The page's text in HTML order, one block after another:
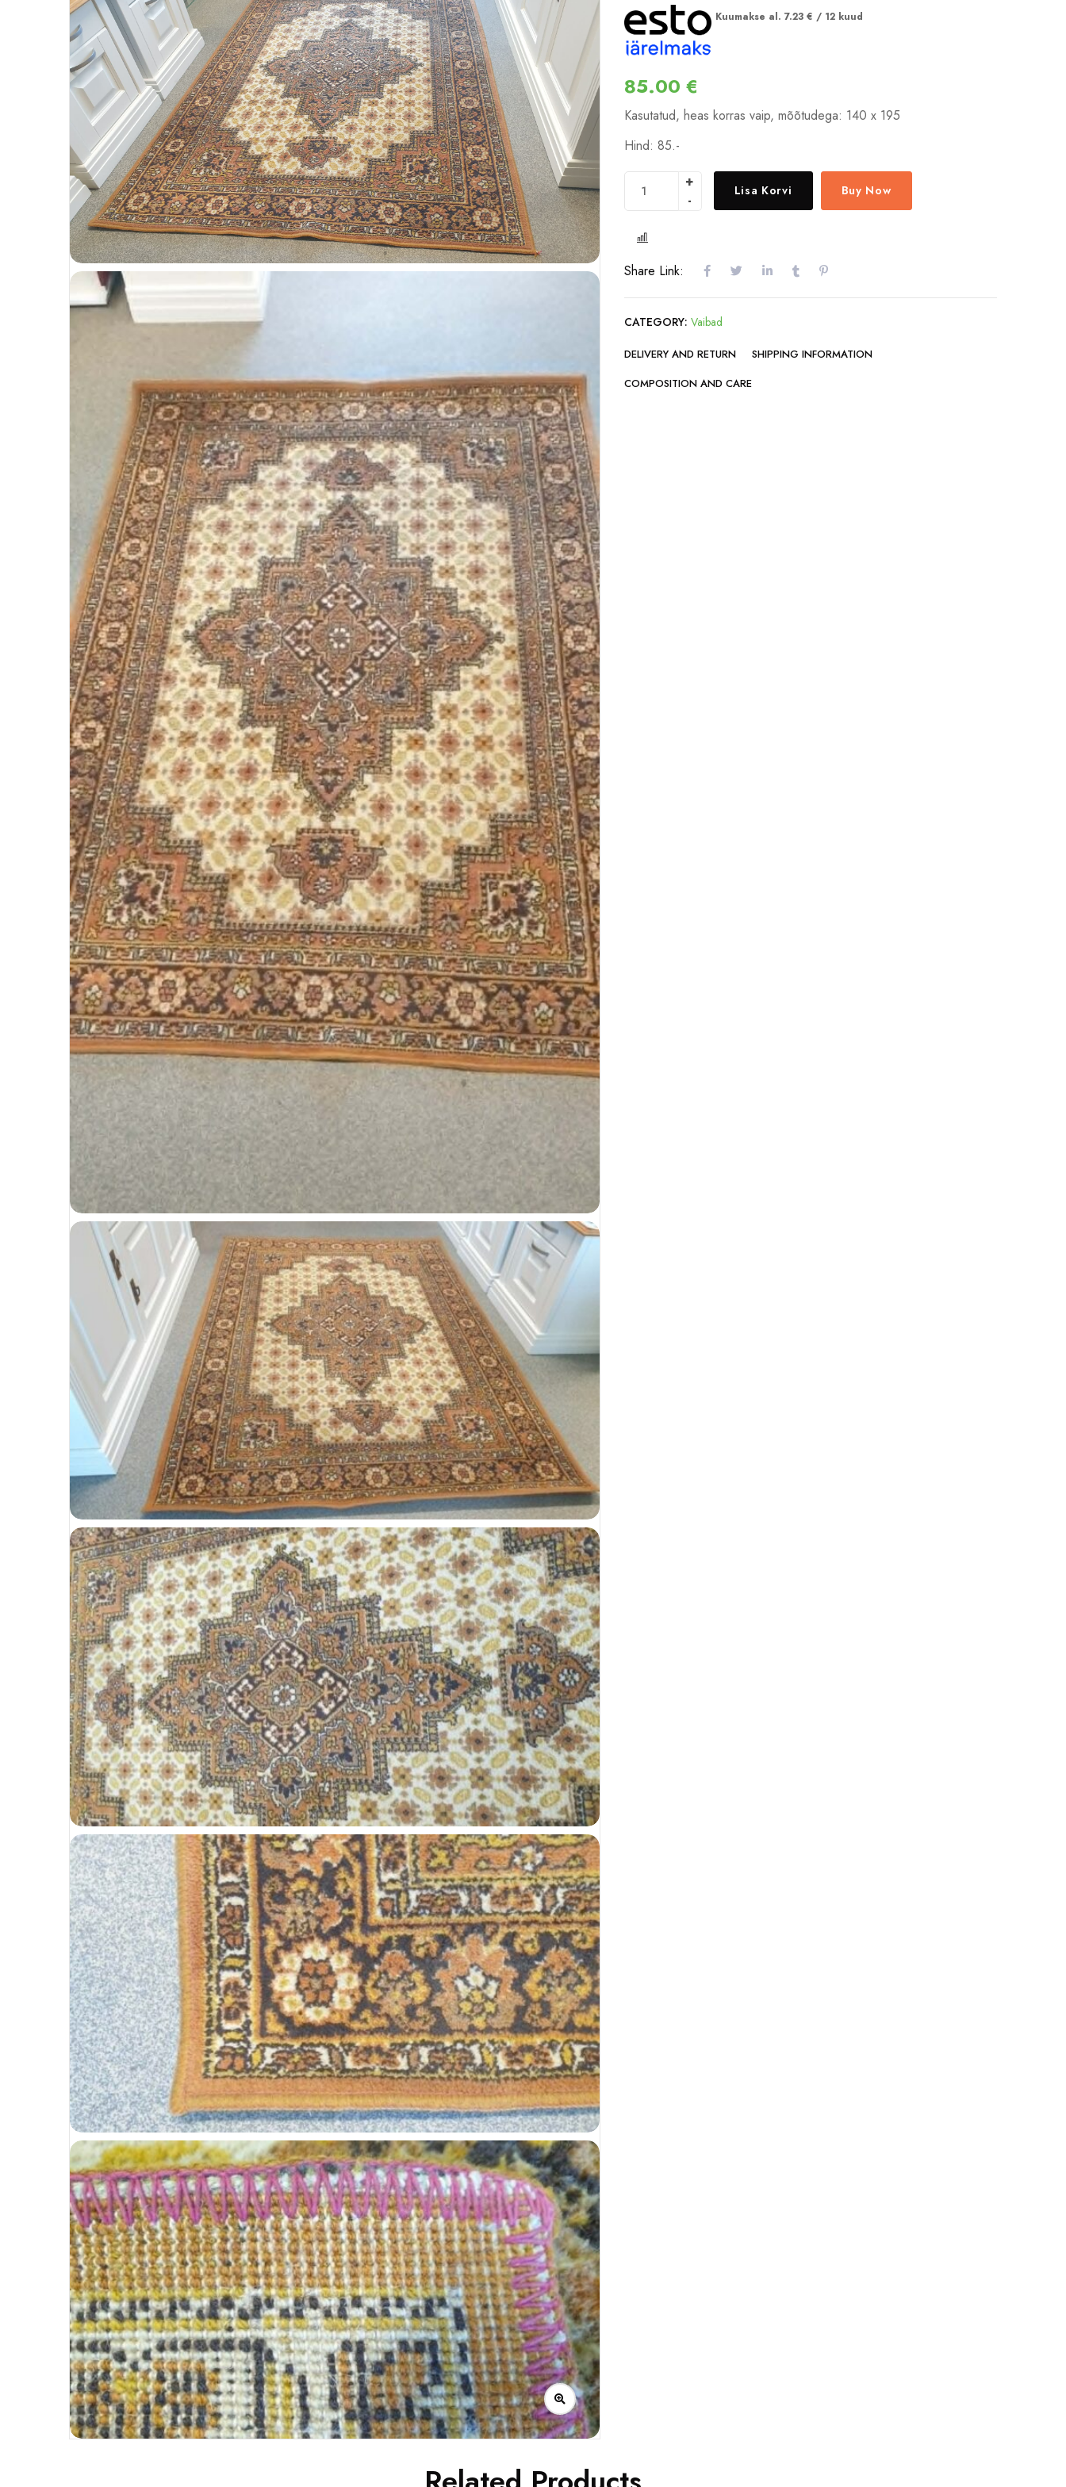
Kuumakse al. 7.23 € / 12 kuud
85.00 €
Kasutatud, heas korras vaip, mõõtudega: 140 x 195
Hind: 85.-
Lisa Korvi Buy Now
Share Link:
CATEGORY: Vaibad
DELIVERY AND RETURN
SHIPPING INFORMATION
COMPOSITION AND CARE